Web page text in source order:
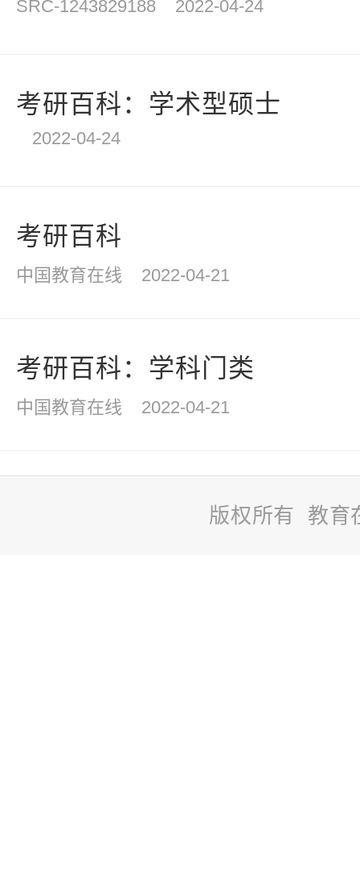
SRC-1243829188 2022-04-24
考研百科：学术型硕士
2022-04-24
考研百科
中国教育在线 2022-04-21
考研百科：学科门类
中国教育在线 2022-04-21
版权所有 教育